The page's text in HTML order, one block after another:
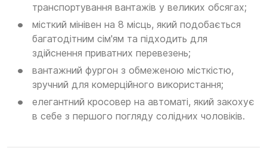
транспортування вантажів у великих обсягах;
місткий мінівен на 8 місць, який подобається
багатодітним сім'ям та підходить для
здійснення приватних перевезень;
вантажний фургон з обмеженою місткістю,
зручний для комерційного використання;
елегантний кросовер на автоматі, який закохує
в себе з першого погляду солідних чоловіків.